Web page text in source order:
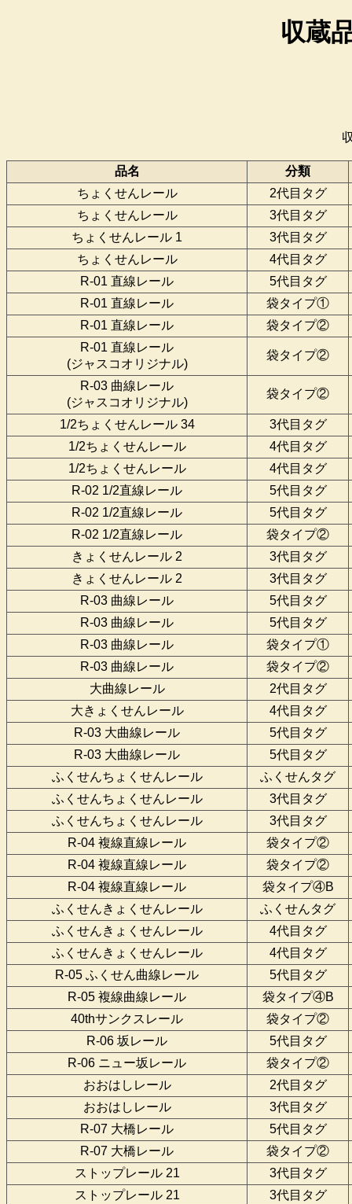
収蔵
品名
分類
ちょくせんレール
2代目タグ
ちょくせんレール
3代目タグ
ちょくせんレール 1
3代目タグ
ちょくせんレール
4代目タグ
R-01 直線レール
5代目タグ
R-01 直線レール
袋タイプ①
R-01 直線レール
袋タイプ②
R-01 直線レール
(ジャスコオリジナル)
袋タイプ②
R-03 曲線レール
(ジャスコオリジナル)
袋タイプ②
1/2ちょくせんレール 34
3代目タグ
1/2ちょくせんレール
4代目タグ
1/2ちょくせんレール
4代目タグ
R-02 1/2直線レール
5代目タグ
R-02 1/2直線レール
5代目タグ
R-02 1/2直線レール
袋タイプ②
きょくせんレール 2
3代目タグ
きょくせんレール 2
3代目タグ
R-03 曲線レール
5代目タグ
R-03 曲線レール
5代目タグ
R-03 曲線レール
袋タイプ①
R-03 曲線レール
袋タイプ②
大曲線レール
2代目タグ
大きょくせんレール
4代目タグ
R-03 大曲線レール
5代目タグ
R-03 大曲線レール
5代目タグ
ふくせんちょくせんレール
ふくせんタグ
ふくせんちょくせんレール
3代目タグ
ふくせんちょくせんレール
3代目タグ
R-04 複線直線レール
袋タイプ②
R-04 複線直線レール
袋タイプ②
R-04 複線直線レール
袋タイプ④B
ふくせんきょくせんレール
ふくせんタグ
ふくせんきょくせんレール
4代目タグ
ふくせんきょくせんレール
4代目タグ
R-05 ふくせん曲線レール
5代目タグ
R-05 複線曲線レール
袋タイプ④B
40thサンクスレール
袋タイプ②
R-06 坂レール
5代目タグ
R-06 ニュー坂レール
袋タイプ②
おおはしレール
2代目タグ
おおはしレール
3代目タグ
R-07 大橋レール
5代目タグ
R-07 大橋レール
袋タイプ②
ストップレール 21
3代目タグ
ストップレール 21
3代目タグ